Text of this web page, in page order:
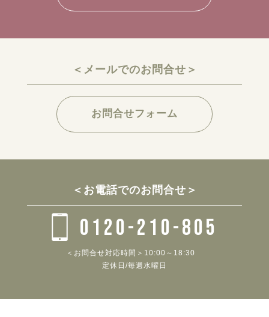
＜メールでのお問合せ＞
お問合せフォーム
＜お電話でのお問合せ＞
0120-210-805
＜お問合せ対応時間＞10:00～18:30
定休日/毎週水曜日